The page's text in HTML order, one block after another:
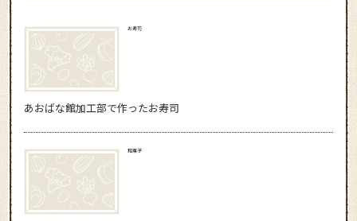
お寿司
あおばな館加工部で作ったお寿司
和菓子